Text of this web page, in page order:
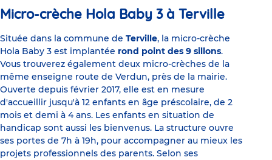
Micro-crèche Hola Baby 3 à Terville
Située dans la commune de Terville, la micro-crèche
Hola Baby 3 est implantée rond point des 9 sillons.
Vous trouverez également deux micro-crèches de la
même enseigne route de Verdun, près de la mairie.
Ouverte depuis février 2017, elle est en mesure
d'accueillir jusqu'à 12 enfants en âge préscolaire, de 2
mois et demi à 4 ans. Les enfants en situation de
handicap sont aussi les bienvenus. La structure ouvre
ses portes de 7h à 19h, pour accompagner au mieux les
projets professionnels des parents. Selon ses